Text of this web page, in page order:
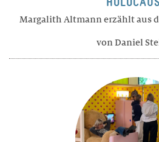
Margalith Altmann erzählt aus
von Daniel